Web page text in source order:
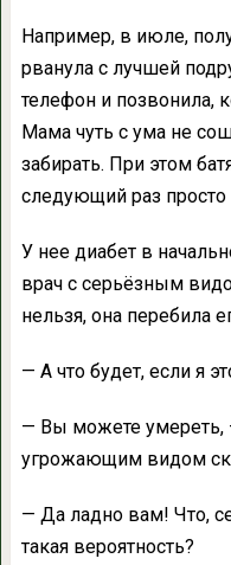
Например, в июле,
рванула с лучшей
телефон и позвонила,
Мама чуть с ума не
забирать. При этом
следующий раз просто
У нее диабет в
врач с серьёзным
нельзя, она перебила
— А что будет, если я
— Вы можете
угрожающим видом
— Да ладно вам! Что,
такая вероятность?